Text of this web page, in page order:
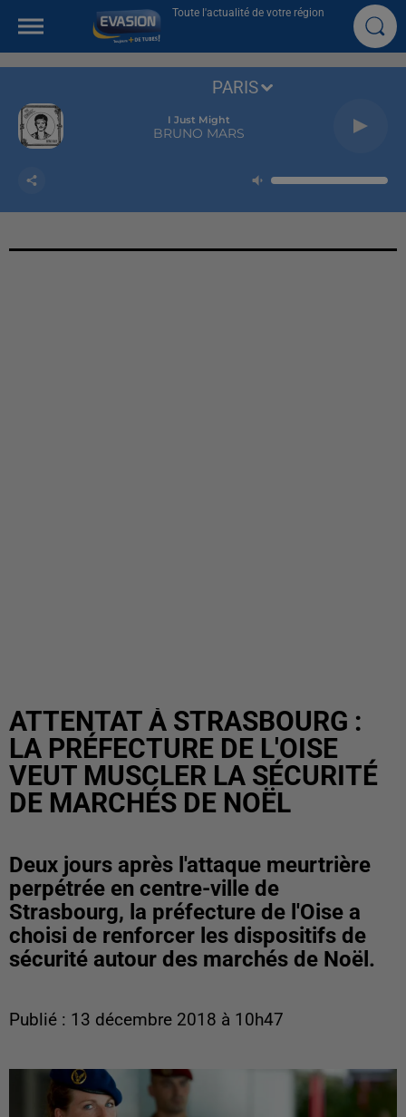
Toute l'actualité de votre région
I Just Might
BRUNO MARS
PARIS
ATTENTAT À STRASBOURG :
LA PRÉFECTURE DE L'OISE
VEUT MUSCLER LA SÉCURITÉ
DE MARCHÉS DE NOËL
Deux jours après l'attaque meurtrière
perpétrée en centre-ville de
Strasbourg, la préfecture de l'Oise a
choisi de renforcer les dispositifs de
sécurité autour des marchés de Noël.
Publié : 13 décembre 2018 à 10h47